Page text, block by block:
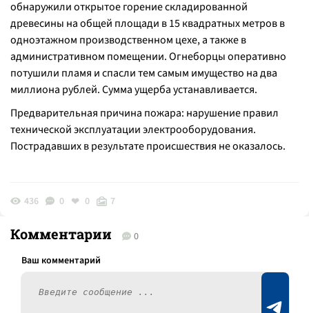
обнаружили открытое горение складированной
древесины на общей площади в 15 квадратных метров в
одноэтажном производственном цехе, а также в
административном помещении. Огнеборцы оперативно
потушили пламя и спасли тем самым имущество на два
миллиона рублей. Сумма ущерба устанавливается.
Предварительная причина пожара: нарушение правил
технической эксплуатации электрооборудования.
Пострадавших в результате происшествия не оказалось.
436 0 0 7
Комментарии 0